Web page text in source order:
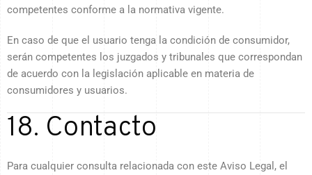
competentes conforme a la normativa vigente.
En caso de que el usuario tenga la condición de consumidor,
serán competentes los juzgados y tribunales que correspondan
de acuerdo con la legislación aplicable en materia de
consumidores y usuarios.
18. Contacto
Para cualquier consulta relacionada con este Aviso Legal, el